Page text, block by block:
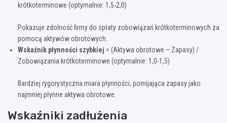
krótkoterminowe (optymalnie: 1,5-2,0)
Pokazuje zdolność firmy do spłaty zobowiązań krótkoterminowych za
pomocą aktywów obrotowych.
Wskaźnik płynności szybkiej = (Aktywa obrotowe – Zapasy) /
Zobowiązania krótkoterminowe (optymalnie: 1,0-1,5)
Bardziej rygorystyczna miara płynności, pomijająca zapasy jako
najmniej płynne aktywa obrotowe.
Wskaźniki zadłużenia